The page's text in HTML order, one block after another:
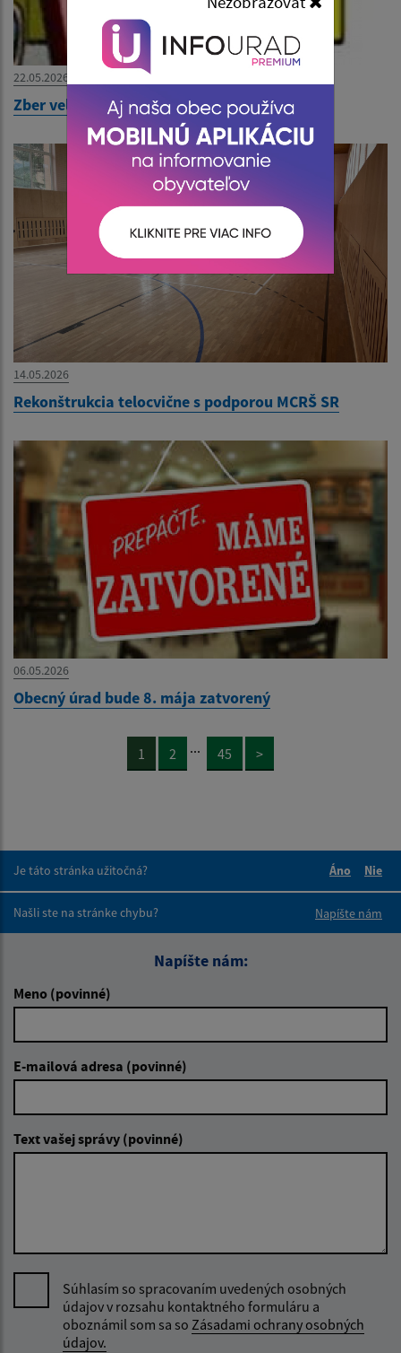
22.05.2026
Zber veľkoobjemového odpadu od 27.5.2026
14.05.2026
Rekonštrukcia telocvične s podporou MCRŠ SR
06.05.2026
Obecný úrad bude 8. mája zatvorený
1 2 ... 45 >
Je táto stránka užitočná?
Áno
Nie
Našli ste na stránke chybu?
Napíšte nám
Napíšte nám:
Meno (povinné)
E-mailová adresa (povinné)
Text vašej správy (povinné)
Súhlasím so spracovaním uvedených osobných
údajov v rozsahu kontaktného formuláru a
oboznámil som sa so Zásadami ochrany osobných
údajov.